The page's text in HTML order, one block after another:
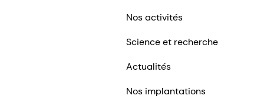
Nos activités
Science et recherche
Actualités
Nos implantations